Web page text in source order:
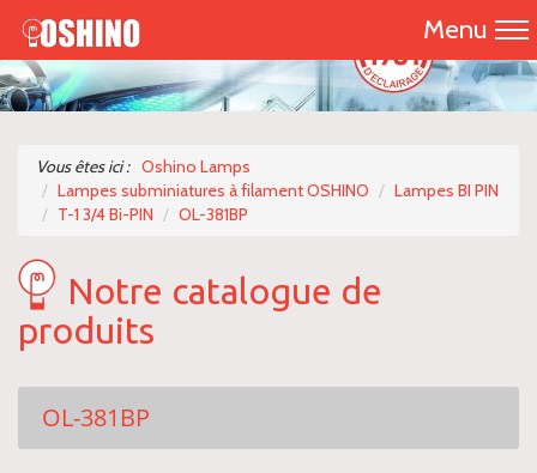
Menu
Accueil
Catalogue 2026
Vous êtes ici : Oshino Lamps
Lampes subminiatures à filament OSHINO
Lampes BI PIN
T-1 3/4 Bi-PIN
OL-381BP
Notre catalogue de
produits
OL-381BP